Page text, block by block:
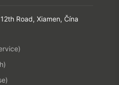
Road, Xiamen, Čína